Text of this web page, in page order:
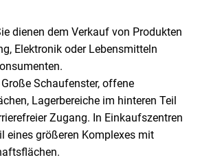
dienen dem Verkauf von Produkten
Elektronik oder Lebensmitteln
Schaufenster, offene
Lagerbereiche im hinteren Teil
Zugang. In Einkaufszentren
eines größeren Komplexes mit